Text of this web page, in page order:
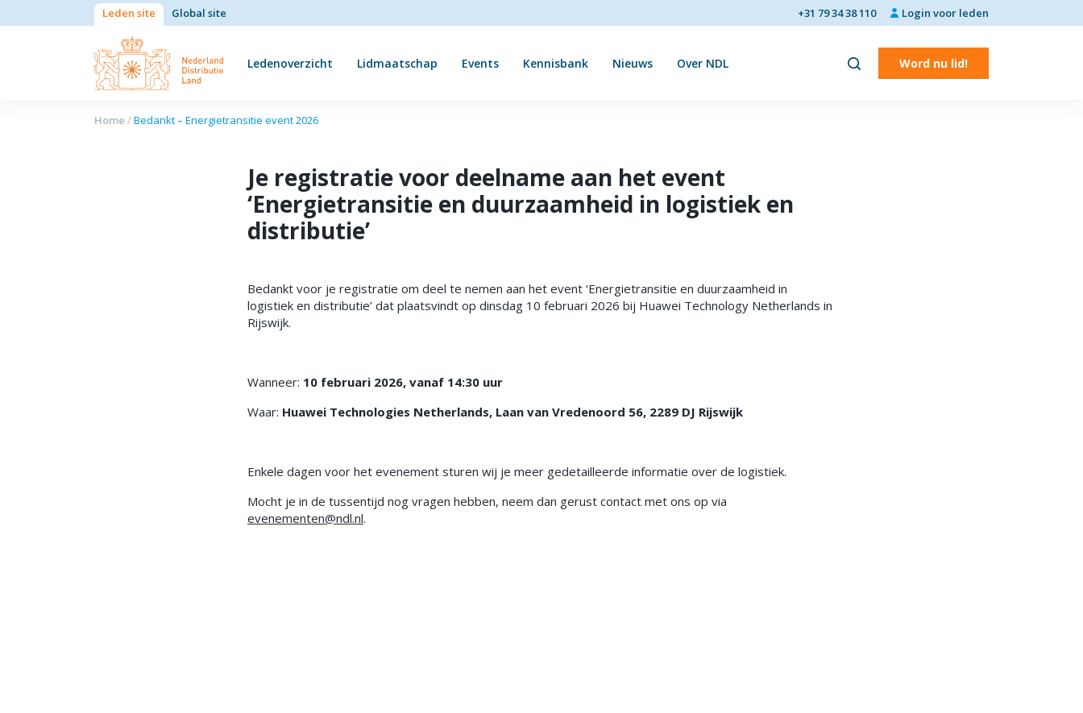
Leden site Global site +31 79 34 38 110 Login voor leden
Ledenoverzicht Lidmaatschap Events Kennisbank Nieuws Over NDL Word nu lid!
Home /Bedankt – Energietransitie event 2026
Je registratie voor deelname aan het event
‘Energietransitie en duurzaamheid in logistiek en
distributie’
Bedankt voor je registratie om deel te nemen aan het event ‘Energietransitie en duurzaamheid in
logistiek en distributie’ dat plaatsvindt op dinsdag 10 februari 2026 bij Huawei Technology Netherlands in
Rijswijk.
Wanneer: 10 februari 2026, vanaf 14:30 uur
Waar: Huawei Technologies Netherlands, Laan van Vredenoord 56, 2289 DJ Rijswijk
Enkele dagen voor het evenement sturen wij je meer gedetailleerde informatie over de logistiek.
Mocht je in de tussentijd nog vragen hebben, neem dan gerust contact met ons op via
evenementen@ndl.nl.